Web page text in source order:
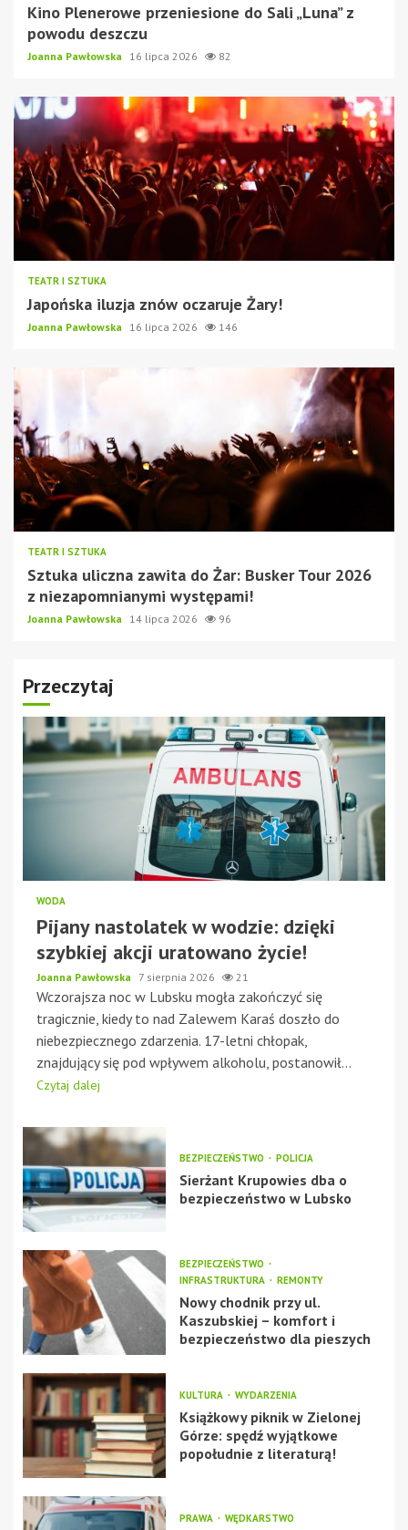
Kino Plenerowe przeniesione do Sali „Luna” z
powodu deszczu
Joanna Pawłowska 16 lipca 2026 82
TEATR I SZTUKA
Japońska iluzja znów oczaruje Żary!
Joanna Pawłowska 16 lipca 2026 146
TEATR I SZTUKA
Sztuka uliczna zawita do Żar: Busker Tour 2026
z niezapomnianymi występami!
Joanna Pawłowska 14 lipca 2026 96
Przeczytaj
WODA
Pijany nastolatek w wodzie: dzięki
szybkiej akcji uratowano życie!
Joanna Pawłowska 7 sierpnia 2026 21
Wczorajsza noc w Lubsku mogła zakończyć się
tragicznie, kiedy to nad Zalewem Karaś doszło do
niebezpiecznego zdarzenia. 17-letni chłopak,
znajdujący się pod wpływem alkoholu, postanowił...
Czytaj dalej
BEZPIECZEŃSTWO POLICJA
Sierżant Krupowies dba o
bezpieczeństwo w Lubsko
BEZPIECZEŃSTWO
INFRASTRUKTURA
REMONTY
Nowy chodnik przy ul.
Kaszubskiej – komfort i
bezpieczeństwo dla pieszych
KULTURA WYDARZENIA
Książkowy piknik w Zielonej
Górze: spędź wyjątkowe
popołudnie z literaturą!
PRAWA WĘDKARSTWO